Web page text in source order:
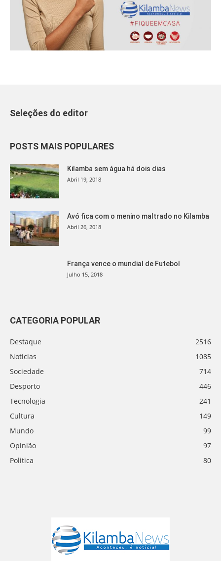
Seleções do editor
POSTS MAIS POPULARES
Kilamba sem água há dois dias
Abril 19, 2018
Avó fica com o menino maltrado no Kilamba
Abril 26, 2018
França vence o mundial de Futebol
Julho 15, 2018
CATEGORIA POPULAR
Destaque
2516
Noticias
1085
Sociedade
714
Desporto
446
Tecnologia
241
Cultura
149
Mundo
99
Opinião
97
Politica
80